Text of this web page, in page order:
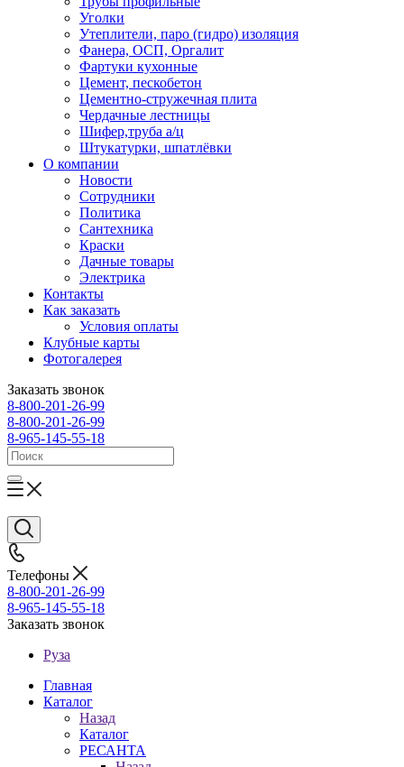
Уголки
Утеплители, паро (гидро) изоляция
Фанера, ОСП, Оргалит
Фартуки кухонные
Цемент, пескобетон
Цементно-стружечная плита
Чердачные лестницы
Шифер,труба а/ц
Штукатурки, шпатлёвки
О компании
Новости
Сотрудники
Политика
Сантехника
Краски
Дачные товары
Электрика
Контакты
Как заказать
Условия оплаты
Клубные карты
Фотогалерея
Заказать звонок
8-800-201-26-99
8-800-201-26-99
8-965-145-55-18
Телефоны
8-800-201-26-99
8-965-145-55-18
Заказать звонок
Руза
Главная
Каталог
Назад
Каталог
РЕСАНТА